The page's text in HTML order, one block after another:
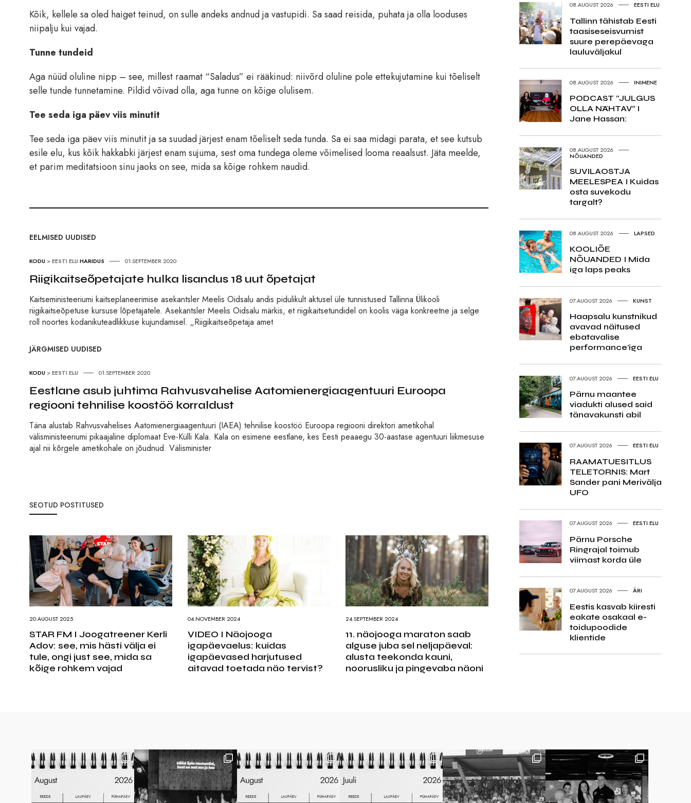
Kõik, kellele sa oled haiget teinud, on sulle andeks andnud ja vastupidi. Sa saad reisida, puhata ja olla looduses
niipalju kui vajad.
Tunne tundeid
Aga nüüd oluline nipp – see, millest raamat “Saladus” ei rääkinud: niivõrd oluline pole ettekujutamine kui tõeliselt
selle tunde tunnetamine. Pildid võivad olla, aga tunne on kõige olulisem.
Tee seda iga päev viis minutit
Tee seda iga päev viis minutit ja sa suudad järjest enam tõeliselt seda tunda. Sa ei saa midagi parata, et see kutsub
esile elu, kus kõik hakkabki järjest enam sujuma, sest oma tundega oleme võimelised looma reaalsust. Jäta meelde,
et parim meditatsioon sinu jaoks on see, mida sa kõige rohkem naudid.
EELMISED UUDISED
KODU >EESTI ELU HARIDUS 01.SEPTEMBER 2020
Riigikaitseõpetajate hulka lisandus 18 uut õpetajat
Kaitseministeeriumi kaitseplaneerimise asekantsler Meelis Oidsalu andis pidulikult aktusel üle tunnistused Tallinna Ülikooli
riigikaitseõpetuse kursuse lõpetajatele. Asekantsler Meelis Oidsalu märkis, et riigikaitsetundidel on koolis väga konkreetne ja selge
roll noortes kodanikuteadlikkuse kujundamisel. „Riigikaitseõpetaja amet
JÄRGMISED UUDISED
KODU >EESTI ELU 01.SEPTEMBER 2020
Eestlane asub juhtima Rahvusvahelise Aatomienergiaagentuuri Euroopa
regiooni tehnilise koostöö korraldust
Täna alustab Rahvusvahelises Aatomienergiaagentuuri (IAEA) tehnilise koostöö Euroopa regiooni direktori ametikohal
välisministeeriumi pikaajaline diplomaat Eve-Külli Kala. Kala on esimene eestlane, kes Eesti peaaegu 30-aastase agentuuri liikmesuse
ajal nii kõrgele ametikohale on jõudnud. Välisminister
SEOTUD POSTITUSED
20.AUGUST 2025
STAR FM I Joogatreener Kerli
Adov: see, mis hästi välja ei
tule, ongi just see, mida sa
kõige rohkem vajad
04.NOVEMBER 2024
VIDEO I Näojooga
igapäevaelus: kuidas
igapäevased harjutused
aitavad toetada näo tervist?
24.SEPTEMBER 2024
11. näojooga maraton saab
alguse juba sel neljapäeval:
alusta teekonda kauni,
noorusliku ja pingevaba näoni
08.AUGUST 2026 EESTI ELU
Tallinn tähistab Eesti
taasiseseisvumist
suure perepäevaga
lauluväljakul
08.AUGUST 2026 INIMENE
PODCAST “JULGUS
OLLA NÄHTAV” I
Jane Hassan:
08.AUGUST 2026
NÕUANDED
SUVILAOSTJA
MEELESPEA I Kuidas
osta suvekodu
targalt?
08.AUGUST 2026 LAPSED
KOOLIÕE
NÕUANDED I Mida
iga laps peaks
07.AUGUST 2026 KUNST
Haapsalu kunstnikud
avavad näitused
ebatavalise
performance’iga
07.AUGUST 2026 EESTI ELU
Pärnu maantee
viadukti alused said
tänavakunsti abil
07.AUGUST 2026 EESTI ELU
RAAMATUESITLUS
TELETORNIS: Mart
Sander pani Merivälja
UFO
07.AUGUST 2026 EESTI ELU
Pärnu Porsche
Ringrajal toimub
viimast korda üle
07.AUGUST 2026 ÄRI
Eestis kasvab kiiresti
eakate osakaal e-
toidupoodide
klientide